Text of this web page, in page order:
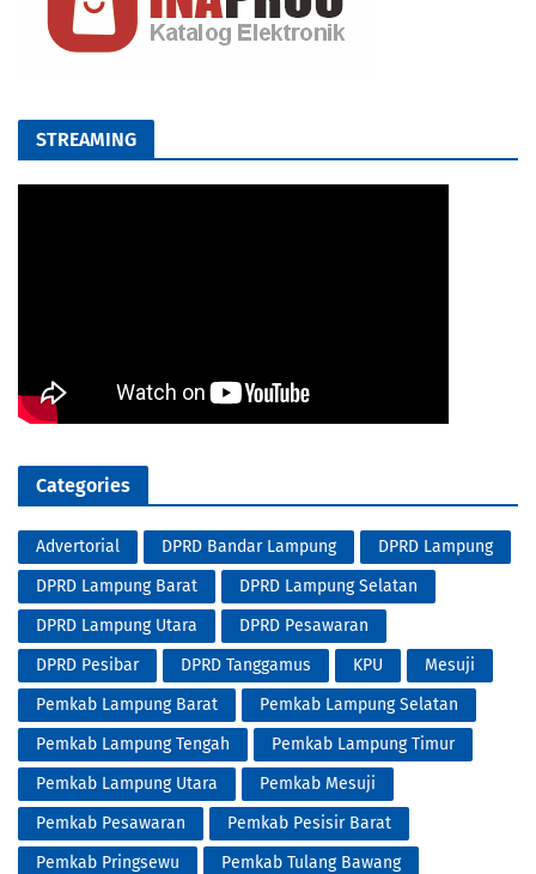
STREAMING
Categories
Advertorial DPRD Bandar Lampung
DPRD Lampung
DPRD Lampung Barat
DPRD Lampung Selatan
DPRD Lampung Utara
DPRD Pesawaran
DPRD Pesibar
DPRD Tanggamus KPU
Mesuji
Pemkab Lampung Barat
Pemkab Lampung Selatan
Pemkab Lampung Tengah
Pemkab Lampung Timur
Pemkab Lampung Utara
Pemkab Mesuji
Pemkab Pesawaran
Pemkab Pesisir Barat
Pemkab Pringsewu
Pemkab Tulang Bawang